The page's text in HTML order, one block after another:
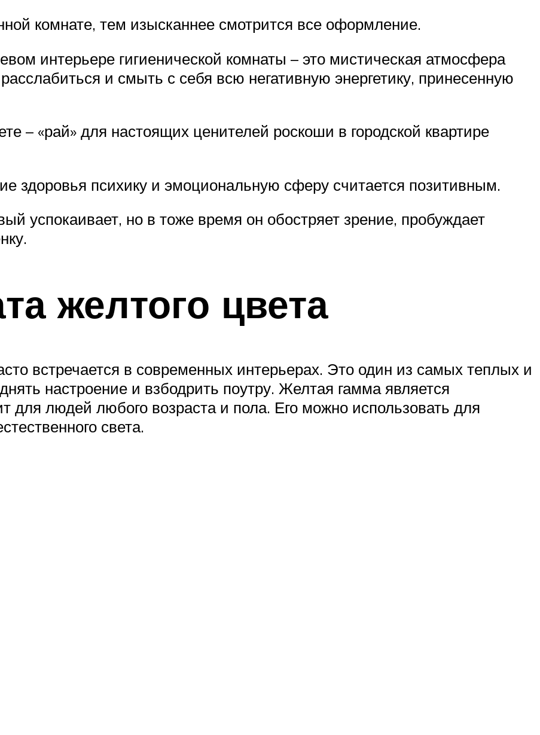
комнате, тем изысканнее смотрится все оформление.
интерьере гигиенической комнаты – это мистическая атмосфера
и смыть с себя всю негативную энергетику, принесенную
– «рай» для настоящих ценителей роскоши в городской квартире
здоровья психику и эмоциональную сферу считается позитивным.
успокаивает, но в тоже время он обостряет зрение, пробуждает
желтого цвета
встречается в современных интерьерах. Это один из самых теплых и
настроение и взбодрить поутру. Желтая гамма является
для людей любого возраста и пола. Его можно использовать для
света.